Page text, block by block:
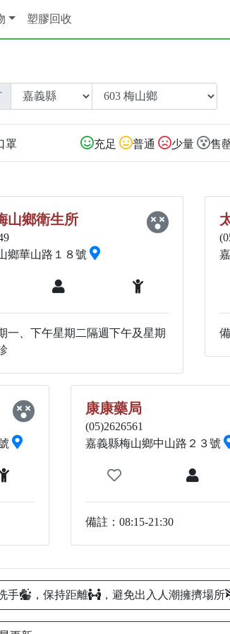
塑膠回收
罩 充足 普通 少量 售
山鄉衛生所
鄉華山路１８號
一、下午星期二隔週下午及星期
康康藥局
(05)2626561
嘉義縣梅山鄉中山路２３號
備註：08:15-21:30
手 ，保持距離 ，避免出入人潮擁擠場所